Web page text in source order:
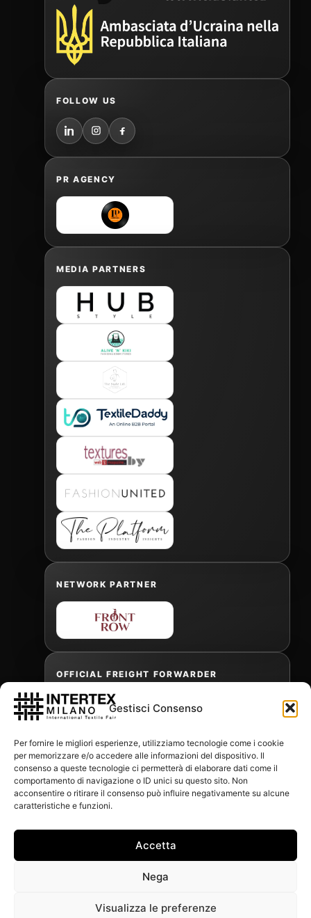
Gestisci Consenso
Per fornire le migliori esperienze, utilizziamo tecnologie come i cookie
per memorizzare e/o accedere alle informazioni del dispositivo. Il
consenso a queste tecnologie ci permetterà di elaborare dati come il
comportamento di navigazione o ID unici su questo sito. Non
acconsentire o ritirare il consenso può influire negativamente su alcune
caratteristiche e funzioni.
Accetta
Nega
Visualizza le preferenze
FOLLOW US
PR AGENCY
MEDIA PARTNERS
NETWORK PARTNER
OFFICIAL FREIGHT FORWARDER
gabrielea@isped.com
WITH THE CONTRIBUTION OF: